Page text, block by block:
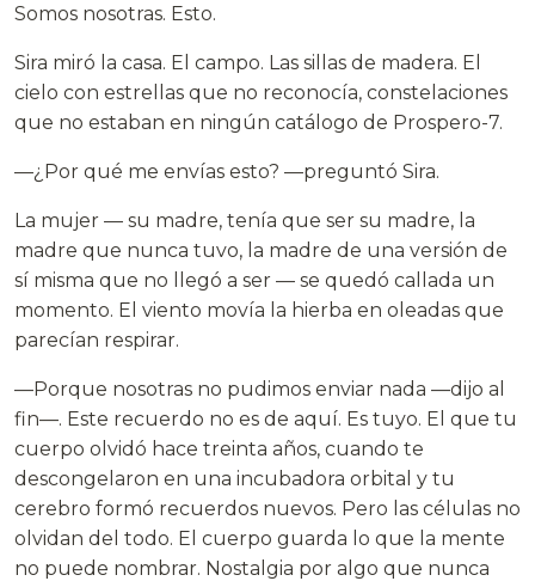
Somos nosotras. Esto.
Sira miró la casa. El campo. Las sillas de madera. El
cielo con estrellas que no reconocía, constelaciones
que no estaban en ningún catálogo de Prospero-7.
—¿Por qué me envías esto? —preguntó Sira.
La mujer — su madre, tenía que ser su madre, la
madre que nunca tuvo, la madre de una versión de
sí misma que no llegó a ser — se quedó callada un
momento. El viento movía la hierba en oleadas que
parecían respirar.
—Porque nosotras no pudimos enviar nada —dijo al
fin—. Este recuerdo no es de aquí. Es tuyo. El que tu
cuerpo olvidó hace treinta años, cuando te
descongelaron en una incubadora orbital y tu
cerebro formó recuerdos nuevos. Pero las células no
olvidan del todo. El cuerpo guarda lo que la mente
no puede nombrar. Nostalgia por algo que nunca